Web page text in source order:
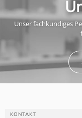
Unser fachkundiges
KONTAKT